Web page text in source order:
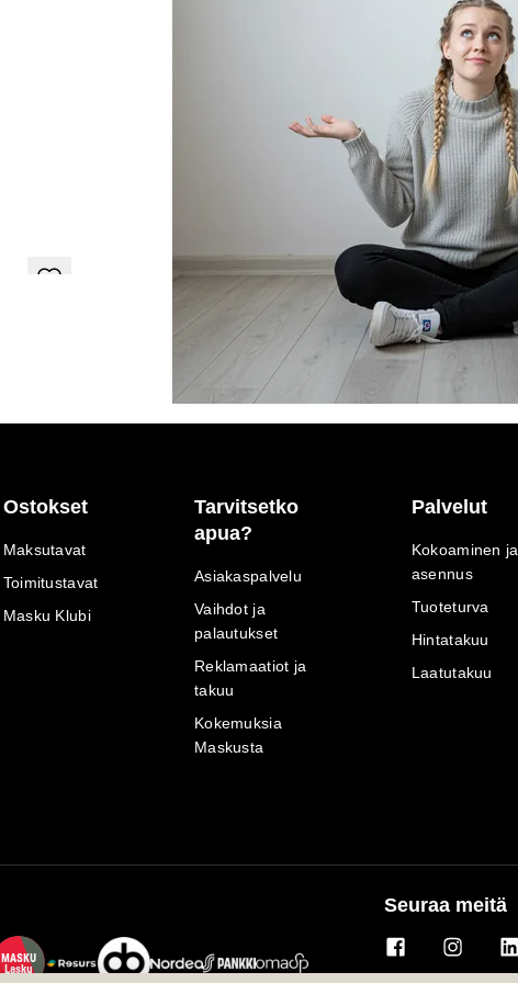
Ostokset
Maksutavat
Toimitustavat
Masku Klubi
Tarvitsetko
apua?
Asiakaspalvelu
Vaihdot ja
palautukset
Reklamaatiot ja
takuu
Kokemuksia
Maskusta
Palvelut
Kokoaminen ja
asennus
Tuoteturva
Hintatakuu
Laatutakuu
MASKU
Lasku
Seuraa meitä